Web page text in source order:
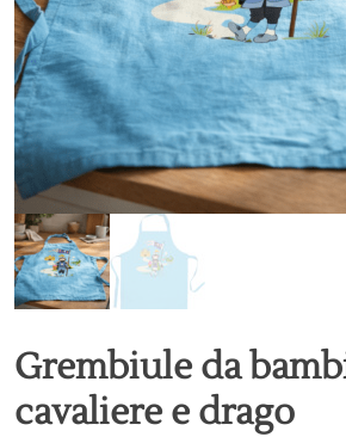
Grembiule da
cavaliere e drago